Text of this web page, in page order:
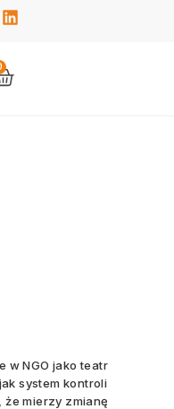
w NGO jako teatr
system kontroli
że mierzy zmianę